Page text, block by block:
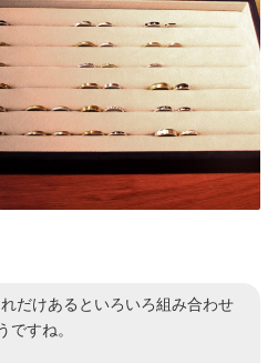
れだけあるといろいろ組み合わせ
ですね。